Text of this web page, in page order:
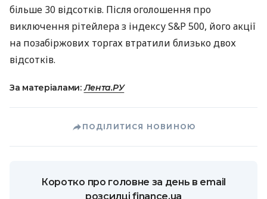
більше 30 відсотків. Після оголошення про
виключення рітейлера з індексу S&P 500, його акції
на позабіржових торгах втратили близько двох
відсотків.
За матеріалами:Лента.РУ
ПОДІЛИТИСЯ НОВИНОЮ
Коротко про головне за день в email
розсилці finance.ua